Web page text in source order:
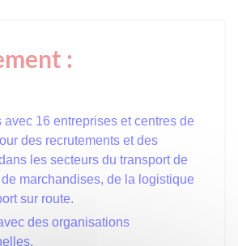
:
avec 16 entreprises et centres de
des recrutements et des
les secteurs du transport de
marchandises, de la logistique
sur route.
des organisations